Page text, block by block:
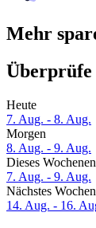
Mehr
Überprüfe
Heute
7. Aug. - 8. Aug.
Morgen
8. Aug. - 9. Aug.
Dieses
7. Aug. - 9. Aug.
Nächstes
14. Aug. - 16.